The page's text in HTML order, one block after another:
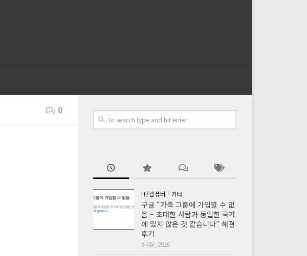
0
IT/컴퓨터 / 기타
구글 “가족 그룹에 가입할 수 없
음 – 초대한 사람과 동일한 국가
에 있지 않은 것 같습니다” 해결
후기
9 4월, 2026